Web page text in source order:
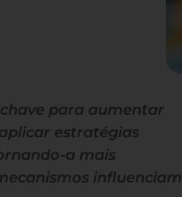
para aumentar
estratégias
a mais
influenciam